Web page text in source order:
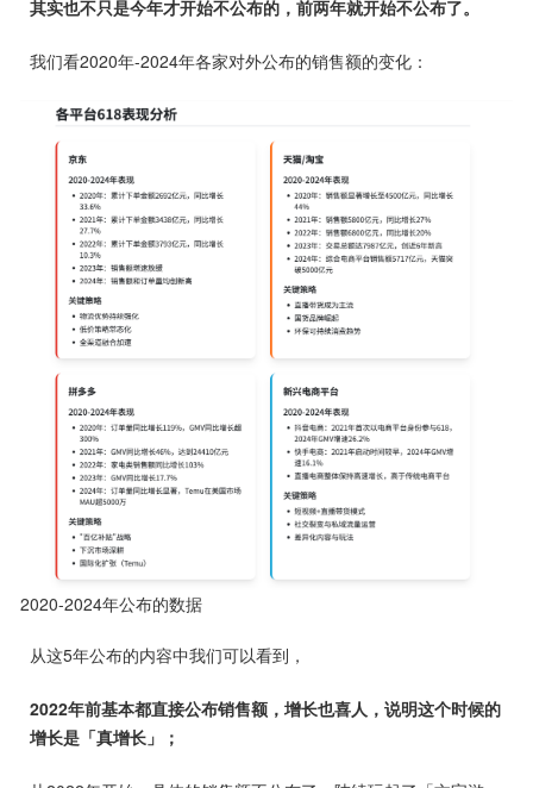
其实也不只是今年才开始不公布的，前两年就开始不公布了。
我们看2020年-2024年各家对外公布的销售额的变化：
2020-2024年公布的数据
从这5年公布的内容中我们可以看到，
2022年前基本都直接公布销售额，增长也喜人，说明这个时候的
增长是「真增长」；